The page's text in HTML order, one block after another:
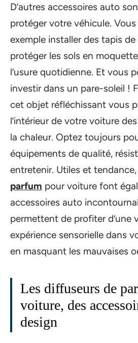
D’autres accessoires auto
protéger votre véhicule.
exemple installer des tapis
protéger les sols en
l’usure quotidienne. Et vous
investir dans un pare-soleil !
cet objet réfléchissant vous
l’intérieur de votre voiture
la chaleur. Optez toujours
équipements de qualité,
entretenir. Utiles et tendance,
parfum pour voiture font
accessoires auto
permettent de profiter d’une
expérience sensorielle dans
en masquant les mauvaises
Les diffuseurs de
voiture, des
design